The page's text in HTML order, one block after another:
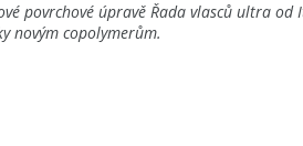
povrchové úpravě Řada vlasců ultra
novým copolymerům.